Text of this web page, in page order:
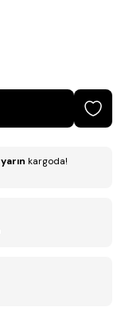
yarın kargoda!